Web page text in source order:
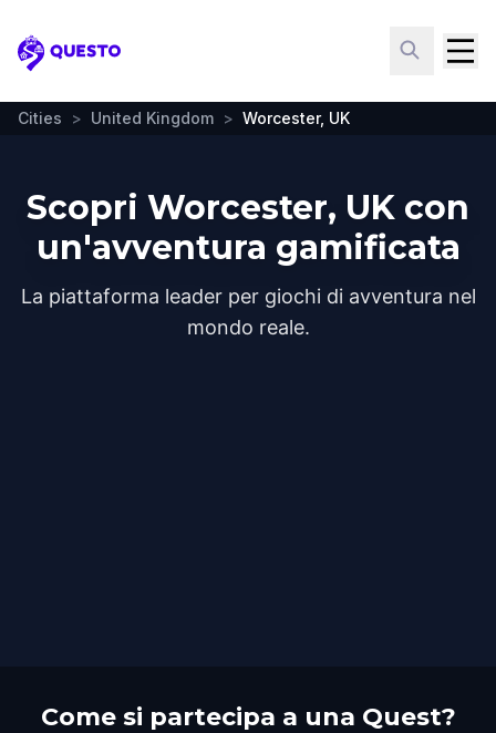
Questo
Cities > United Kingdom > Worcester, UK
Scopri Worcester, UK con
un'avventura gamificata
La piattaforma leader per giochi di avventura nel
mondo reale.
Come si partecipa a una Quest?